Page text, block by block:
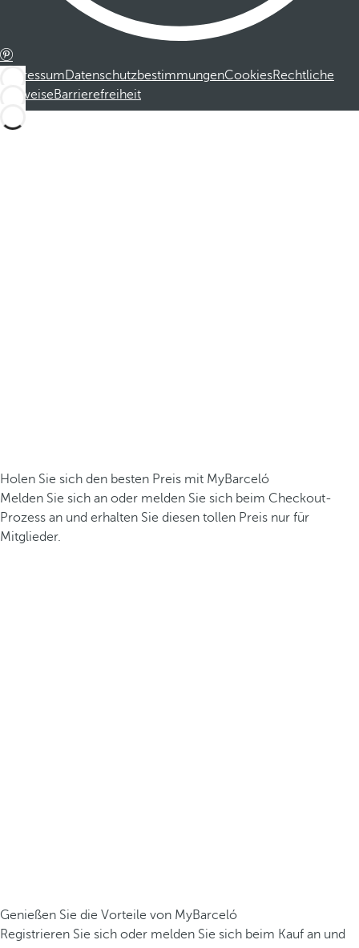
ImpressumDatenschutzbestimmungenCookiesRechtliche
HinweiseBarrierefreiheit
Holen Sie sich den besten Preis mit MyBarceló
Melden Sie sich an oder melden Sie sich beim Checkout-
Prozess an und erhalten Sie diesen tollen Preis nur für
Mitglieder.
Genießen Sie die Vorteile von MyBarceló
Registrieren Sie sich oder melden Sie sich beim Kauf an und